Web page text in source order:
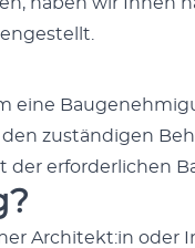
eine
den zuständi­gen
der erforder­lichen
Architekt:in oder